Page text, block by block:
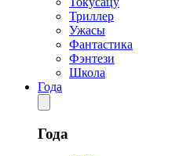
Триллер
Ужасы
Фантастика
Фэнтези
Школа
Года
Года